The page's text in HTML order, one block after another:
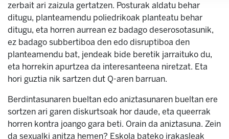
zerbait ari zaizula gertatzen. Posturak aldatu behar
ditugu, planteamendu poliedrikoak planteatu behar
ditugu, eta horren aurrean ez badago deserosotasunik,
ez badago subbertiboa den edo disruptiboa den
planteamendu bat, jendeak bide beretik jarraituko du,
eta horrekin apurtzea da interesanteena niretzat. Eta
hori guztia nik sartzen dut Q-aren barruan.
Berdintasunaren bueltan edo aniztasunaren bueltan ere
sortzen ari garen diskurtsoak hor daude, eta queerrak
horren kontra joango gara beti. Orain da aniztasuna. Zein
da sexualki anitza hemen? Eskola bateko irakasleak